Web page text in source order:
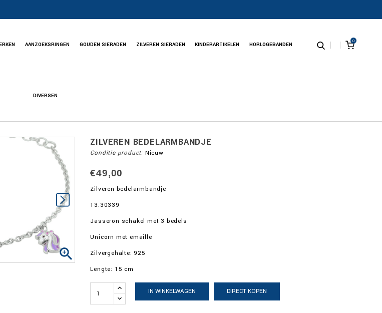
0
AANZOEKSRINGEN GOUDEN SIERADEN ZILVEREN SIERADEN KINDERARTIKELEN HORLOGEBANDEN
DIVERSEN

ZILVEREN BEDELARMBANDJE
Conditie product: Nieuw
€49,00
Zilveren bedelarmbandje
13.30339
Jasseron schakel met 3 bedels
Unicorn met emaille
Zilvergehalte: 925
Lengte: 15 cm
IN WINKELWAGEN DIRECT KOPEN